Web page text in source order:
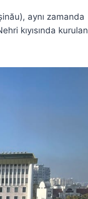
aynı zamanda
kıyısında kurulan